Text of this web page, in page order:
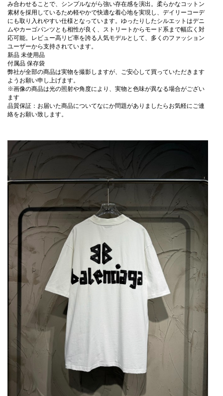
み合わせることで、シンプルながら強い存在感を演出。柔らかなコットン
素材を採用しているため軽やかで快適な着心地を実現し、デイリーコーデ
にも取り入れやすい仕様となっています。ゆったりしたシルエットはデニ
ムやカーゴパンツとも相性が良く、ストリートからモード系まで幅広く対
応可能。レビュー高リピ率を誇る人気モデルとして、多くのファッション
ユーザーから支持されています。
新品 未使用品
付属品 保存袋
弊社が全部の商品は実物を撮影しますが、ご安心して買っていただきます
ようお願い申し上げます。
※画像の商品は光の照射や角度により、実物と色味が異なる場合がござい
ます
品質保証：お届いた商品についてなにか問題がありましたらお気軽にご連
絡をお願い致します。